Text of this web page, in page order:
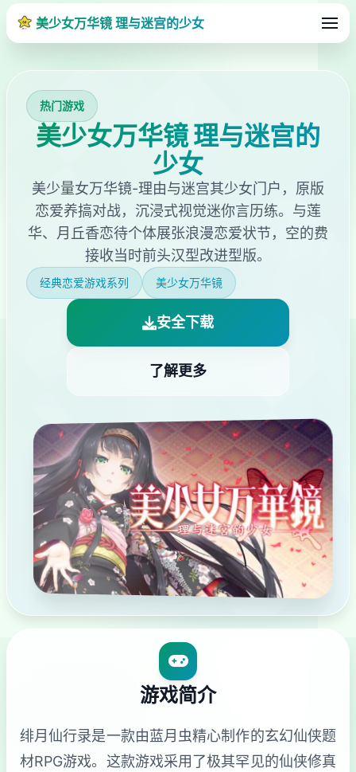
美少女万华镜 理与迷宫的少女
热门游戏
美少女万华镜 理与迷宫的
少女
美少量女万华镜-理由与迷宫其少女门户，原版
恋爱养搞对战，沉浸式视觉迷你言历练。与莲
华、月丘香恋待个体展张浪漫恋爱状节，空的费
接收当时前头汉型改进型版。
经典恋爱游戏系列 美少女万华镜
安全下载
了解更多
游戏简介
绯月仙行录是一款由蓝月虫精心制作的玄幻仙侠题
材RPG游戏。这款游戏采用了极其罕见的仙侠修真